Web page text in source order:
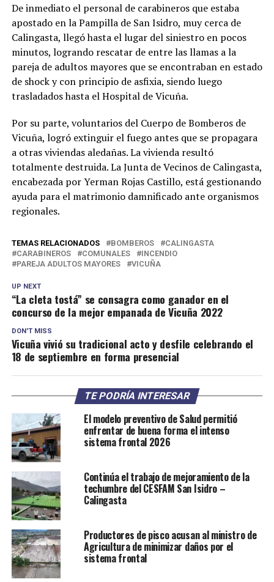
De inmediato el personal de carabineros que estaba
apostado en la Pampilla de San Isidro, muy cerca de
Calingasta, llegó hasta el lugar del siniestro en pocos
minutos, logrando rescatar de entre las llamas a la
pareja de adultos mayores que se encontraban en estado
de shock y con principio de asfixia, siendo luego
trasladados hasta el Hospital de Vicuña.
Por su parte, voluntarios del Cuerpo de Bomberos de
Vicuña, logró extinguir el fuego antes que se propagara
a otras viviendas aledañas. La vivienda resultó
totalmente destruida. La Junta de Vecinos de Calingasta,
encabezada por Yerman Rojas Castillo, está gestionando
ayuda para el matrimonio damnificado ante organismos
regionales.
TEMAS RELACIONADOS BOMBEROS
CALINGASTA
CARABINEROS
COMUNALES
INCENDIO
PAREJA ADULTOS MAYORES
VICUÑA
UP NEXT
“La cleta tostá” se consagra como ganador en el
concurso de la mejor empanada de Vicuña 2022
DON'T MISS
Vicuña vivió su tradicional acto y desfile celebrando el
18 de septiembre en forma presencial
TE PODRÍA INTERESAR
El modelo preventivo de Salud permitió
enfrentar de buena forma el intenso
sistema frontal 2026
Continúa el trabajo de mejoramiento de la
techumbre del CESFAM San Isidro –
Calingasta
Productores de pisco acusan al ministro de
Agricultura de minimizar daños por el
sistema frontal